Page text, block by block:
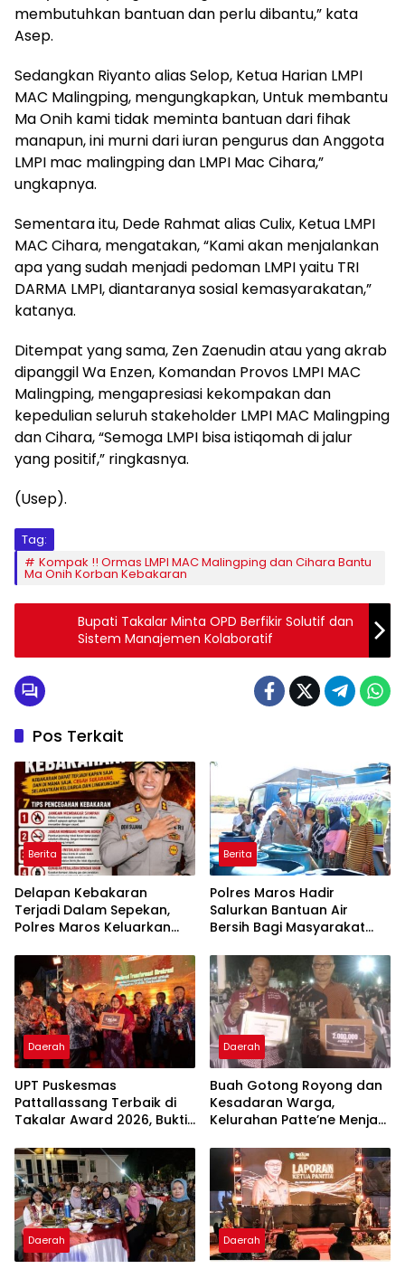
membutuhkan bantuan dan perlu dibantu,” kata
Asep.
Sedangkan Riyanto alias Selop, Ketua Harian LMPI
MAC Malingping, mengungkapkan, Untuk membantu
Ma Onih kami tidak meminta bantuan dari fihak
manapun, ini murni dari iuran pengurus dan Anggota
LMPI mac malingping dan LMPI Mac Cihara,”
ungkapnya.
Sementara itu, Dede Rahmat alias Culix, Ketua LMPI
MAC Cihara, mengatakan, “Kami akan menjalankan
apa yang sudah menjadi pedoman LMPI yaitu TRI
DARMA LMPI, diantaranya sosial kemasyarakatan,”
katanya.
Ditempat yang sama, Zen Zaenudin atau yang akrab
dipanggil Wa Enzen, Komandan Provos LMPI MAC
Malingping, mengapresiasi kekompakan dan
kepedulian seluruh stakeholder LMPI MAC Malingping
dan Cihara, “Semoga LMPI bisa istiqomah di jalur
yang positif,” ringkasnya.
(Usep).
Tag:
Kompak !! Ormas LMPI MAC Malingping dan Cihara Bantu
Ma Onih Korban Kebakaran
Bupati Takalar Minta OPD Berfikir Solutif dan
Sistem Manajemen Kolaboratif
Pos Terkait
Berita
Delapan Kebakaran
Terjadi Dalam Sepekan,
Polres Maros Keluarkan
Masyarakat
Berita
Polres Maros Hadir
Salurkan Bantuan Air
Bersih Bagi Masyarakat
Di Maros
Daerah
UPT Puskesmas
Pattallassang Terbaik di
Takalar Award 2026, Bukti
Pelayanan Kesehatan
Berkualitas
Daerah
Buah Gotong Royong dan
Kesadaran Warga,
Kelurahan Patte’ne Menjadi
2026
Daerah Daerah